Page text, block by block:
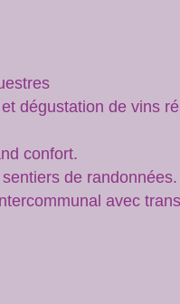
dégustation de vins
confort.
de randonnées.
avec